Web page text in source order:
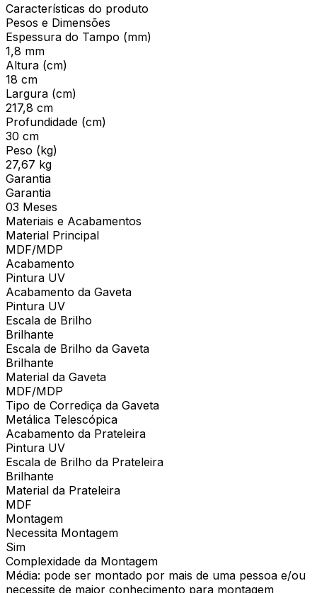
Características do produto
Pesos e Dimensões
Espessura do Tampo (mm)
1,8 mm
Altura (cm)
18 cm
Largura (cm)
217,8 cm
Profundidade (cm)
30 cm
Peso (kg)
27,67 kg
Garantia
Garantia
03 Meses
Materiais e Acabamentos
Material Principal
MDF/MDP
Acabamento
Pintura UV
Acabamento da Gaveta
Pintura UV
Escala de Brilho
Brilhante
Escala de Brilho da Gaveta
Brilhante
Material da Gaveta
MDF/MDP
Tipo de Corrediça da Gaveta
Metálica Telescópica
Acabamento da Prateleira
Pintura UV
Escala de Brilho da Prateleira
Brilhante
Material da Prateleira
MDF
Montagem
Necessita Montagem
Sim
Complexidade da Montagem
Média: pode ser montado por mais de uma pessoa e/ou
necessite de maior conhecimento para montagem